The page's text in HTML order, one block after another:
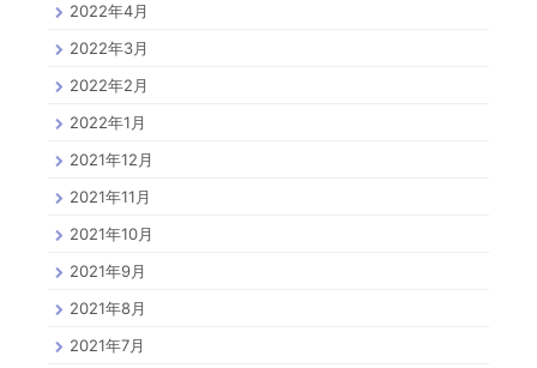
2022年4月
2022年3月
2022年2月
2022年1月
2021年12月
2021年11月
2021年10月
2021年9月
2021年8月
2021年7月